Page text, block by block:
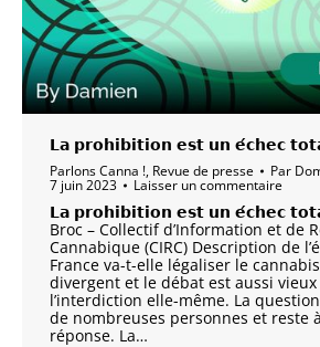
𝗟𝗮 𝗽𝗿𝗼𝗵𝗶𝗯𝗶𝘁𝗶𝗼𝗻 𝗲𝘀𝘁 𝘂𝗻 𝗲́𝗰𝗵𝗲𝗰
Parlons Canna !, Revue de presse Par
7 juin 2023 Laisser un commentaire
𝗟𝗮 𝗽𝗿𝗼𝗵𝗶𝗯𝗶𝘁𝗶𝗼𝗻 𝗲𝘀𝘁 𝘂𝗻 𝗲́𝗰𝗵𝗲𝗰
Broc – Collectif d’Information et de
Cannabique (CIRC) Description de
France va-t-elle légaliser le
divergent et le débat est aussi
l’interdiction elle-même. La
de nombreuses personnes et reste
réponse. La…